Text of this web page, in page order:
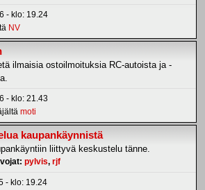
- klo: 19.24
NV
ilmaisia ostoilmoituksia RC-autoista ja -
- klo: 21.43
moti
kaupankäynnistä
liittyvä keskustelu tänne.
pylvis, rjf
- klo: 19.24